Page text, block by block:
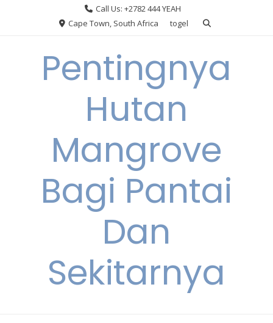
Call Us: +2782 444 YEAH
Cape Town, South Africa
togel
Pentingnya
Hutan
Mangrove
Bagi Pantai
Dan
Sekitarnya